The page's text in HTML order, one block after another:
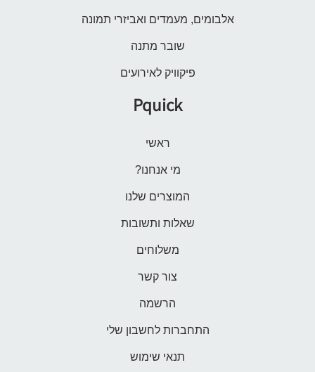
אלבומים, מעמדים ואביזרי תמונה
שובר מתנה
פיקוויק לאירועים
Pquick
ראשי
מי אנחנו?
המוצרים שלנו
שאלות ותשובות
משלוחים
צור קשר
הרשמה
התחברות לחשבון שלי
תנאי שימוש